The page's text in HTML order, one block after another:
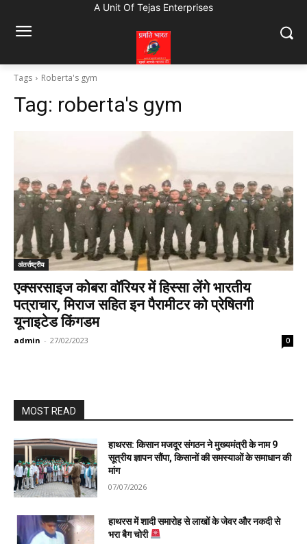
A Unit Of Tejas Enterprises
Tags Roberta's gym
Tag: roberta's gym
अंतर्राष्ट्रीय
एक्सरसाइज कोबरा वॉरियर में हिस्सा लेंगे भारतीय
पत्राचार, मिराज सहित इन पैरामीटर को प्रेषितगी
यूनाइटेड किंगडम
admin - 27/02/2023 0
MOST READ
हाथरस: किसान मजदूर संगठन ने मुख्यमंत्री के नाम 9
सूत्रीय ज्ञापन सौंपा, किसानों की समस्याओं के समाधान की
मांग
07/07/2026
हाथरस में शादी समारोह से लाखों के जेवर और नकदी से
भरा बैग चोरी